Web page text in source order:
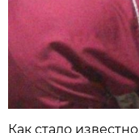
Как стало